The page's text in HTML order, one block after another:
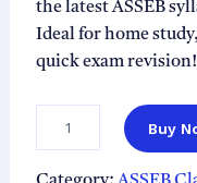
c
e
w
e
i
s
9
the latest ASSEB
Ideal for home
quick exam revision!
s
Buy